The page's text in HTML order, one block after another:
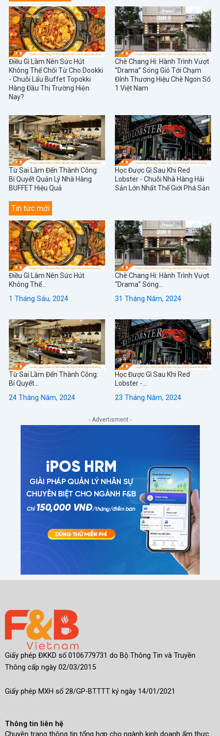
Điều Gì Làm Nên Sức Hút
Không Thể Chối Từ Cho Dookki
- Chuỗi Lẩu Buffet Topokki
Hàng Đầu Thị Trường Hiện
Nay?
Chè Chang Hi: Hành Trình Vượt
“Drama” Sóng Gió Tới Chạm
Đỉnh Thương Hiệu Chè Ngon Số
1 Việt Nam
Từ Sai Lầm Đến Thành Công:
Bí Quyết Quản Lý Nhà Hàng
BUFFET Hiệu Quả
Học Được Gì Sau Khi Red
Lobster - Chuỗi Nhà Hàng Hải
Sản Lớn Nhất Thế Giới Phá Sản
Tin tức mới
Điều Gì Làm Nên Sức Hút
Không Thể...
1 Tháng Sáu, 2024
Chè Chang Hi: Hành Trình Vượt
“Drama” Sóng...
31 Tháng Năm, 2024
Từ Sai Lầm Đến Thành Công:
Bí Quyết...
24 Tháng Năm, 2024
Học Được Gì Sau Khi Red
Lobster -...
23 Tháng Năm, 2024
- Advertisment -
Giấy phép ĐKKD số 0106779731 do Bộ Thông Tin và Truyền
Thông cấp ngày 02/03/2015
Giấy phép MXH số 28/GP-BTTTT ký ngày 14/01/2021
Thông tin liên hệ
Chuyên trang thông tin tổng hợp cho ngành kinh doanh ẩm thực